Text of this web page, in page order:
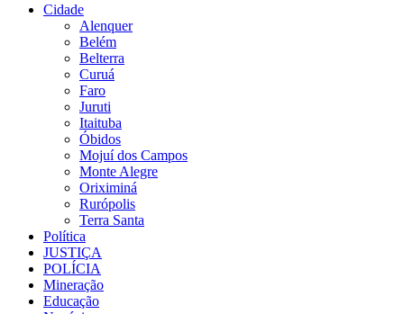
Cidade
Alenquer
Belém
Belterra
Curuá
Faro
Juruti
Itaituba
Óbidos
Mojuí dos Campos
Monte Alegre
Oriximiná
Rurópolis
Terra Santa
Política
JUSTIÇA
POLÍCIA
Mineração
Educação